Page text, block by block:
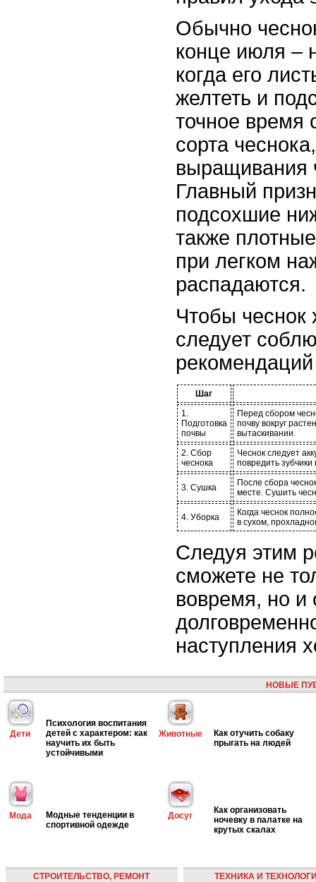
Обычно
конце июля –
когда его
желтеть и
точное время
сорта
выращивания
Главный
подсохшие
также
при легком
распадаются.
Чтобы чеснок
следует
Шаг
1.
Подготовка
почвы
Перед сбором
почву вокруг
вытаскивании.
2. Сбор
чеснока
Чеснок следует
повредить зубчики
3. Сушка
После сбора
месте. Сушить
4. Уборка
Когда чеснок
в сухом,
Следуя этим
сможете не
вовремя, но и
наступления
НОВЫЕ
Дети
Психология воспитания
детей с характером: как
научить их быть
устойчивыми
Животные
Как отучить собаку
прыгать на людей
Мода
Модные тенденции в
спортивной одежде
Досуг
Как организовать
ночевку в палатке на
крутых скалах
СТРОИТЕЛЬСТВО, РЕМОНТ ТЕХНИКА И